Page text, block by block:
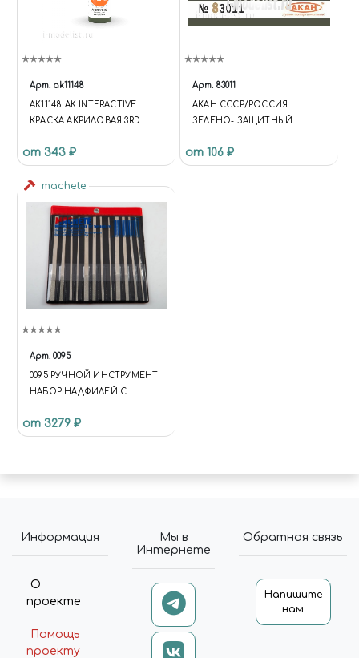
Арт. ak11148
AK11148 AK INTERACTIVE
КРАСКА АКРИЛОВАЯ 3RD
GREEN 17ML / СРЕДНИЙ
ОЛИВКОВО-ЗЕЛЕНЫЙ
от 343 ₽
Арт. 83011
АКАН СССР/РОССИЯ
ЗЕЛЕНО- ЗАЩИТНЫЙ
ОКРАСКА КАБИН
АВТОМОБИЛЕЙ.
от 106 ₽
machete
Арт. 0095
0095 РУЧНОЙ ИНСТРУМЕНТ
НАБОР НАДФИЛЕЙ С
ВЫСШЕГО КАЧЕСТВА
от 3279 ₽
Информация
О
проекте
Помощь
проекту
Мы в
Интернете
Обратная связь
Напишите
нам